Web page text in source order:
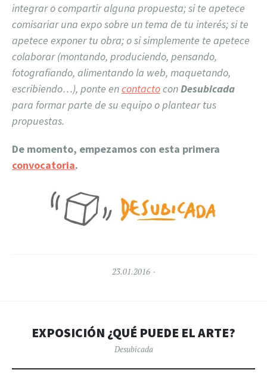
integrar o compartir alguna propuesta; si te apetece
comisariar una expo sobre un tema de tu interés; si te
apetece exponer tu obra; o si simplemente te apetece
colaborar (montando, produciendo, pensando,
fotografiando, alimentando la web, maquetando,
escribiendo…), ponte encontactoconDesubicada
para formar parte de su equipo o plantear tus
propuestas.
De momento, empezamos con esta primera
convocatoria.
23.01.2016
EXPOSICIÓN ¿QUÉ PUEDE EL ARTE?
Desubicada